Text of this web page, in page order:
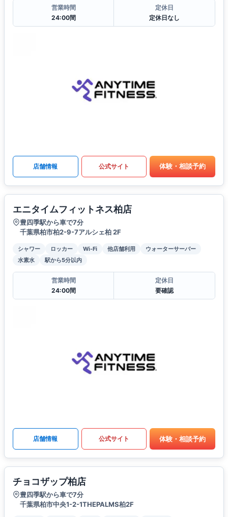
営業時間
24:00間
定休日
定休日なし
店舗情報 公式サイト 体験・相談予約
エニタイムフィットネス柏店
豊四季駅から車で7分
千葉県柏市柏2-9-7アルシェ柏 2F
シャワー ロッカー Wi-Fi 他店舗利用
ウォーターサーバー
水素水
駅から5分以内
営業時間
24:00間
定休日
要確認
店舗情報 公式サイト 体験・相談予約
チョコザップ柏店
豊四季駅から車で7分
千葉県柏市中央1-2-1THEPALMS柏2F